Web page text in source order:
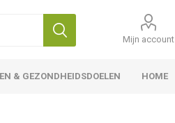
Mijn account
& GEZONDHEIDSDOELEN HOME